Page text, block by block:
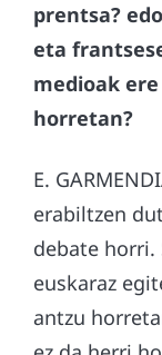
prentsa?
eta
medioak
horretan?
E.
erabiltzen
debate horri.
euskaraz
antzu